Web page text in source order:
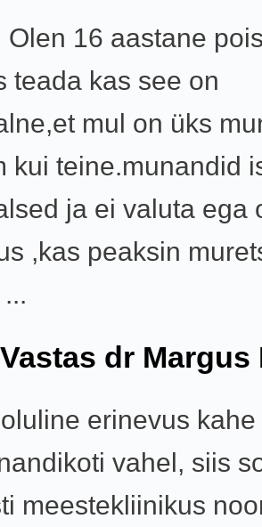
Olen 16 aastane
teada kas see on
mul on üks
kui teine.munandid
ja ei valuta ega
,kas peaksin
Vastas dr Margus
erinevus
vahel, siis
meestekliinikus